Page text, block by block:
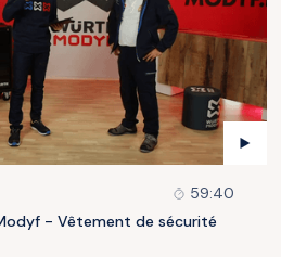
59:40
- Vêtement de sécurité